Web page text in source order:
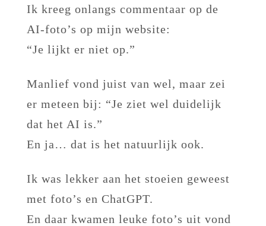
Ik kreeg onlangs commentaar op de
AI-foto’s op mijn website:
“Je lijkt er niet op.”
Manlief vond juist van wel, maar zei
er meteen bij: “Je ziet wel duidelijk
dat het AI is.”
En ja… dat is het natuurlijk ook.
Ik was lekker aan het stoeien geweest
met foto’s en ChatGPT.
En daar kwamen leuke foto’s uit vond